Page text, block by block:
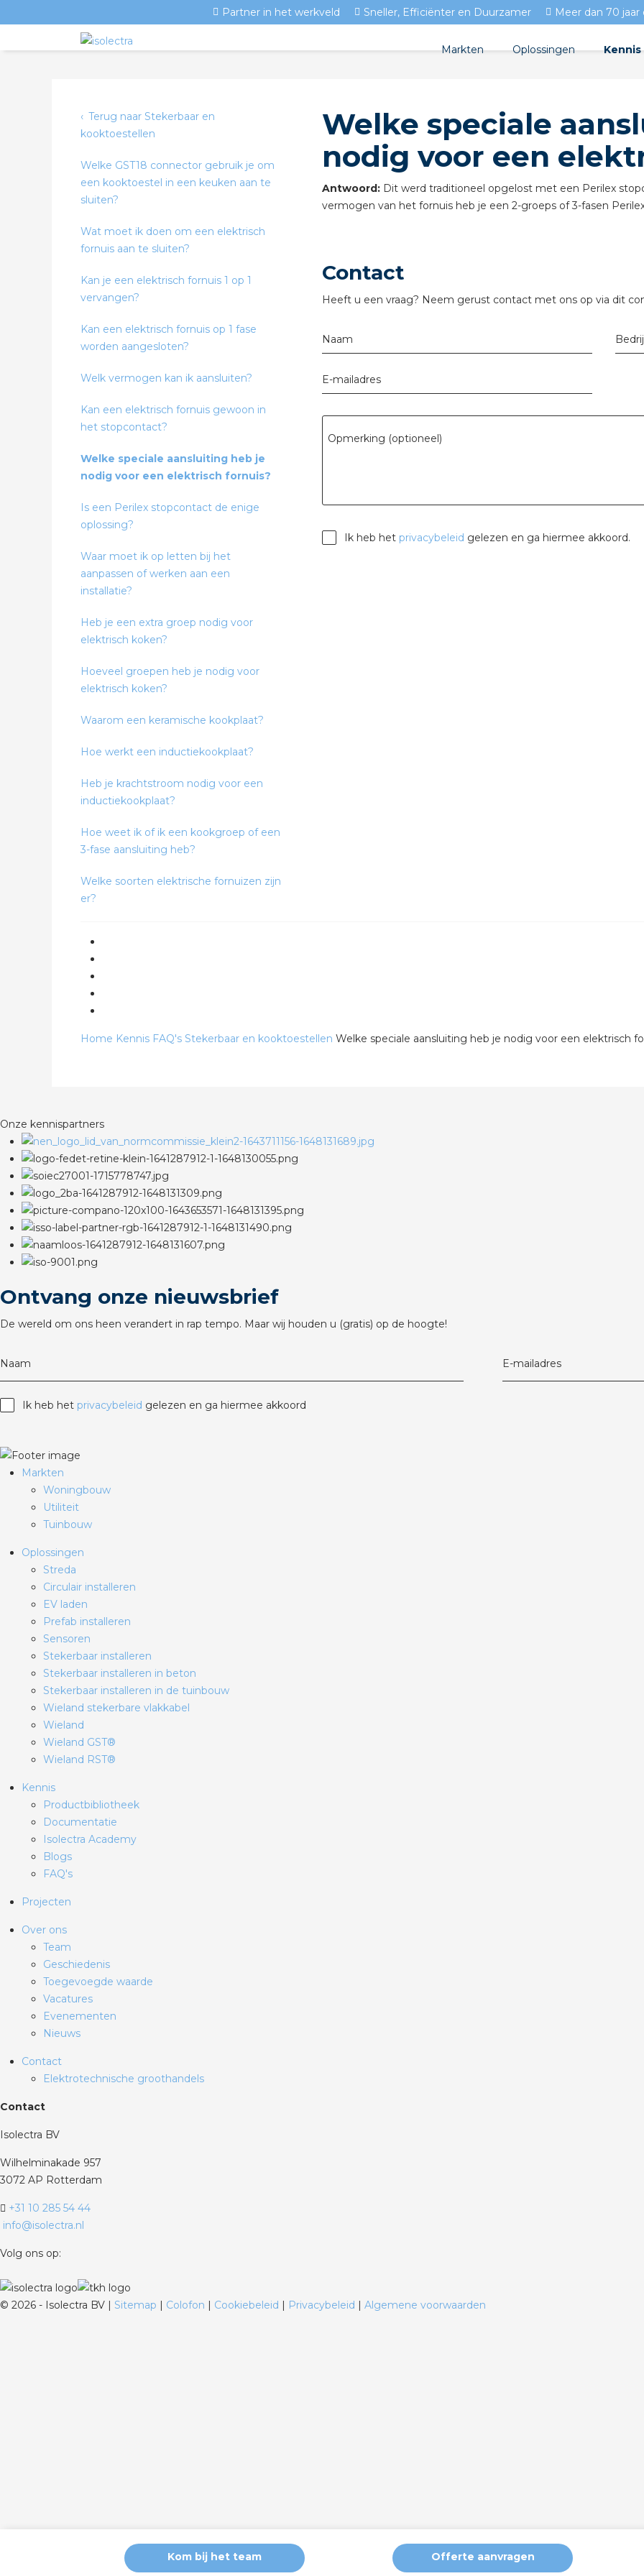
Welke speciale
nodig voor een
Antwoord: Dit werd traditioneel opgelost met een Perilex
vermogen van het fornuis heb je een 2-groeps of 3-fasen
Contact
Heeft u een vraag? Neem gerust contact met ons op via dit
Naam
E-mailadres
Opmerking (optioneel)
Ik heb het privacybeleid gelezen en ga hiermee akkoord.
Terug naar Stekerbaar en
kooktoestellen
Welke GST18 connector gebruik je om
een kooktoestel in een keuken aan te
sluiten?
Wat moet ik doen om een elektrisch
fornuis aan te sluiten?
Kan je een elektrisch fornuis 1 op 1
vervangen?
Kan een elektrisch fornuis op 1 fase
worden aangesloten?
Welk vermogen kan ik aansluiten?
Kan een elektrisch fornuis gewoon in
het stopcontact?
Welke speciale aansluiting heb je
nodig voor een elektrisch fornuis?
Is een Perilex stopcontact de enige
oplossing?
Waar moet ik op letten bij het
aanpassen of werken aan een
installatie?
Heb je een extra groep nodig voor
elektrisch koken?
Hoeveel groepen heb je nodig voor
elektrisch koken?
Waarom een keramische kookplaat?
Hoe werkt een inductiekookplaat?
Heb je krachtstroom nodig voor een
inductiekookplaat?
Hoe weet ik of ik een kookgroep of een
3-fase aansluiting heb?
Welke soorten elektrische fornuizen zijn
er?
Home Kennis FAQ's Stekerbaar en kooktoestellen Welke speciale aansluiting heb je nodig voor een elektrisch
Onze kennispartners
Ontvang onze nieuwsbrief
De wereld om ons heen verandert in rap tempo. Maar wij houden u (gratis) op de hoogte!
Naam E-mailadres
Ik heb het privacybeleid gelezen en ga hiermee akkoord
Partner in het werkveld Sneller, Efficiënter en Duurzamer Meer dan 70 jaar
Kom bij het team Offerte aanvragen
Markten
Utiliteit
Tuinbouw
Oplossingen
Circulair installeren
EV laden
Prefab installeren
Wieland
Kennis
Blogs
Markten
Woningbouw
Utiliteit
Tuinbouw
Oplossingen
Streda
Circulair installeren
EV laden
Prefab installeren
Sensoren
Stekerbaar installeren
Stekerbaar installeren in beton
Stekerbaar installeren in de tuinbouw
Wieland stekerbare vlakkabel
Wieland
Wieland GST®
Wieland RST®
Kennis
Productbibliotheek
Documentatie
Isolectra Academy
Blogs
FAQ's
Projecten
Over ons
Team
Geschiedenis
Toegevoegde waarde
Vacatures
Evenementen
Nieuws
Contact
Elektrotechnische groothandels
Contact
Isolectra BV
Wilhelminakade 957
3072 AP Rotterdam
+31 10 285 54 44
info@isolectra.nl
Volg ons op:
© 2026 - Isolectra BV | Sitemap | Colofon | Cookiebeleid | Privacybeleid | Algemene voorwaarden